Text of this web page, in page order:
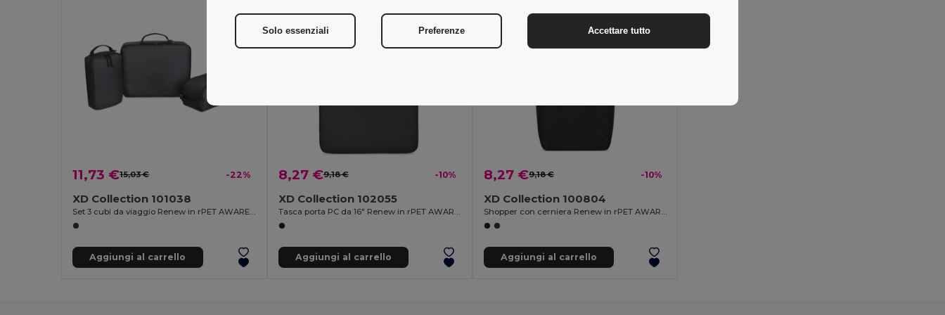
11,73 €15,03 € -22%
XD Collection 101038
Aggiungi al carrello
8,27 €9,18 € -10%
XD Collection 102055
Aggiungi al carrello
8,27 €9,18 € -10%
XD Collection 100804
Aggiungi al carrello
Solo essenziali Preferenze Accettare tutto